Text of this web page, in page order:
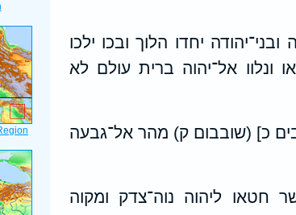
יחדו הלוך ובכו ילכו
ונלוו אל־יהוה ברית עולם לא
כ] (שובבום ק) מהר אל־גבעה
ליהוה נוה־צדק ומקוה